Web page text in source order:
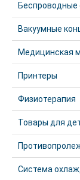
Беспроводные
Вакуумные
Медицинская
Принтеры
Физиотерапия
Товары для
Система